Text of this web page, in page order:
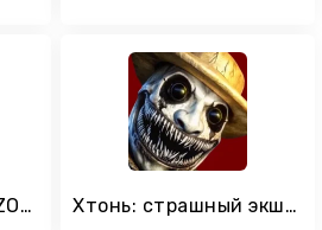
CONTRACT KILLER: ZOMBIES (NR) Хтонь: страшный экшен хоррор